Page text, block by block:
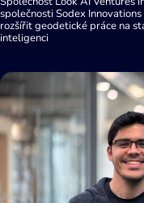
společnosti Sodex
rozšířit geodetické práce na
inteligenci